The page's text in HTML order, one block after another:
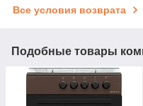
Все условия возврата
Подобные товары